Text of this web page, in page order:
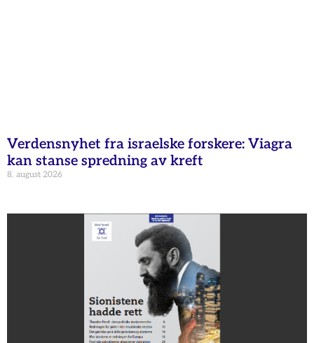
Verdensnyhet fra israelske forskere: Viagra
kan stanse spredning av kreft
8. august 2026